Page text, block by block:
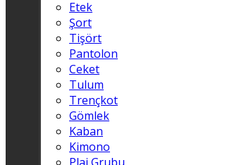
Etek
Şort
Tişört
Pantolon
Ceket
Tulum
Trençkot
Gömlek
Kaban
Kimono